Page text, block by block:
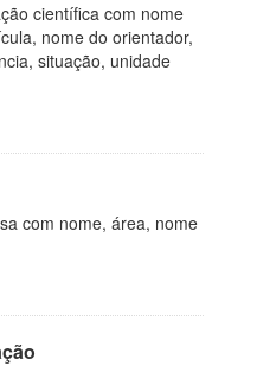
científica com nome
nome do orientador,
situação, unidade
com nome, área, nome